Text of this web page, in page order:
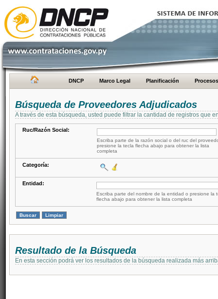
DNCP Marco Legal Planificación Procesos
Búsqueda de Proveedores Adjudicados
A través de esta búsqueda, usted puede filtrar la cantidad de registros que
Ruc/Razón Social:
Escriba parte de la razón social o del ruc del
presione la tecla flecha abajo para obtener la lista
completa
Categoría:
Entidad:
Escriba parte del nombre de la entidad o presione la
flecha abajo para obtener la lista completa
Resultado de la Búsqueda
En esta sección podrá ver los resultados de la búsqueda realizada más